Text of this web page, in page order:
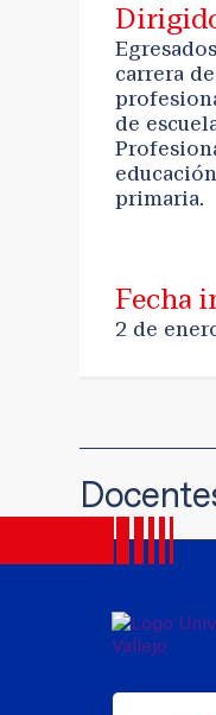
carrera
de
primaria.
Fecha
2 de